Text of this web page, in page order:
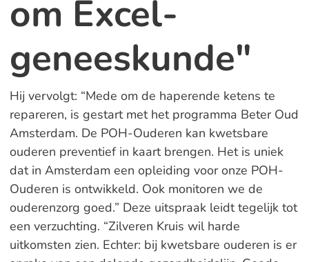
om Excel-
geneeskunde"
Hij vervolgt: “Mede om de haperende ketens te
repareren, is gestart met het programma Beter Oud
Amsterdam. De POH-Ouderen kan kwetsbare
ouderen preventief in kaart brengen. Het is uniek
dat in Amsterdam een opleiding voor onze POH-
Ouderen is ontwikkeld. Ook monitoren we de
ouderenzorg goed.” Deze uitspraak leidt tegelijk tot
een verzuchting. “Zilveren Kruis wil harde
uitkomsten zien. Echter: bij kwetsbare ouderen is er